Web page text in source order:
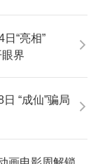
“亮相”
界
“成仙”骗局